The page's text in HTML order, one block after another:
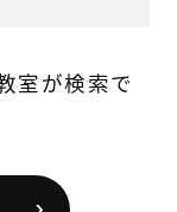
室が検索で